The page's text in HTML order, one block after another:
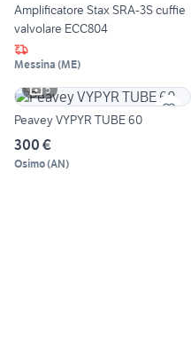
Amplificatore Stax SRA-3S cuffie
valvolare ECC804
Messina (ME)
5
Peavey VYPYR TUBE 60
300 €
Osimo(AN)